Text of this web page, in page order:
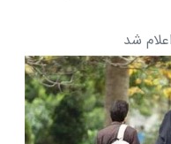
شد